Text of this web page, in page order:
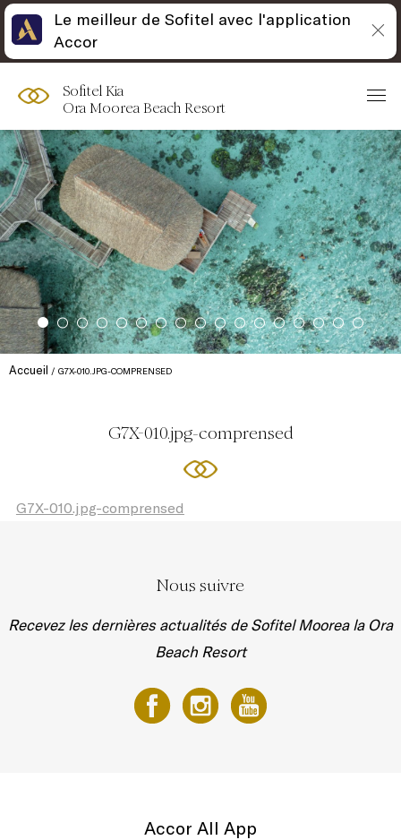
Sofitel Kia
Ora Moorea Beach Resort
Accueil G7X-010.JPG-COMPRENSED
G7X-010.jpg-comprensed
G7X-010.jpg-comprensed
Nous suivre
Recevez les dernières actualités de Sofitel Moorea la Ora
Beach Resort
Accor All App
Le meilleur de Sofitel avec l'application
Accor